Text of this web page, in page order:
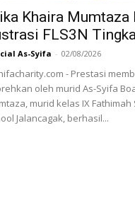
Khaira Mumtaza
FLS3N
As-Syifa - 02/08/2026
- Prestasi
oleh murid As-Syifa
murid kelas IX Fathimah
Jalancagak, berhasil...